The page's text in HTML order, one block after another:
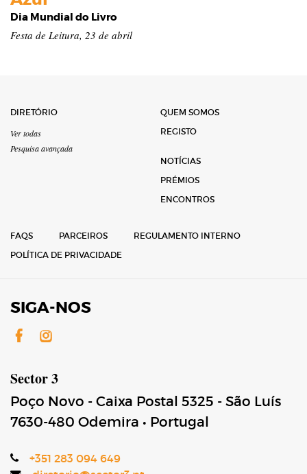
Dia Mundial do Livro
Festa de Leitura, 23 de abril
DIRETÓRIO
Ver todas
Pesquisa avançada
QUEM SOMOS
REGISTO
NOTÍCIAS
PRÉMIOS
ENCONTROS
FAQS PARCEIROS
REGULAMENTO INTERNO
POLÍTICA DE PRIVACIDADE
SIGA-NOS
Facebook
Instagram
Sector 3
Poço Novo - Caixa Postal 5325 - São Luís
7630-480 Odemira • Portugal
+351 283 094 649